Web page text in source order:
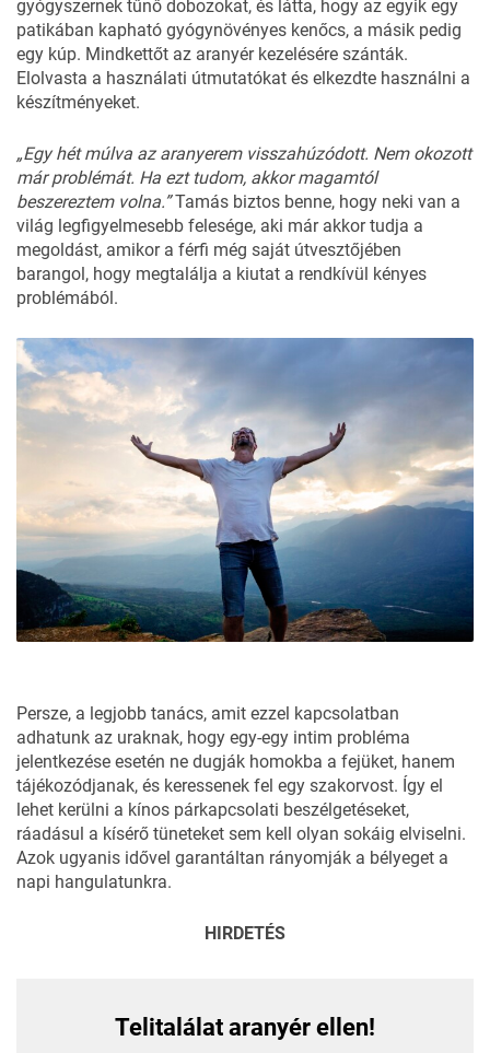
gyógyszernek tűnő dobozokat, és látta, hogy az egyik egy
patikában kapható gyógynövényes kenőcs, a másik pedig
egy kúp. Mindkettőt az aranyér kezelésére szánták.
Elolvasta a használati útmutatókat és elkezdte használni a
készítményeket.
„Egy hét múlva az aranyerem visszahúzódott. Nem okozott
már problémát. Ha ezt tudom, akkor magamtól
beszereztem volna.”Tamás biztos benne, hogy neki van a
világ legfigyelmesebb felesége, aki már akkor tudja a
megoldást, amikor a férfi még saját útvesztőjében
barangol, hogy megtalálja a kiutat a rendkívül kényes
problémából.
Persze, a legjobb tanács, amit ezzel kapcsolatban
adhatunk az uraknak, hogy egy-egy intim probléma
jelentkezése esetén ne dugják homokba a fejüket, hanem
tájékozódjanak, és keressenek fel egy szakorvost. Így el
lehet kerülni a kínos párkapcsolati beszélgetéseket,
ráadásul a kísérő tüneteket sem kell olyan sokáig elviselni.
Azok ugyanis idővel garantáltan rányomják a bélyeget a
napi hangulatunkra.
HIRDETÉS
Telitalálat aranyér ellen!